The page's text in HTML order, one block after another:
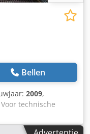
Bellen
2009,
Voor technische
begin oktober 2026.